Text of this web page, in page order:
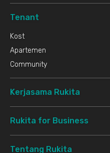
Tenant
Kost
Apartemen
Community
Kerjasama Rukita
Rukita for Business
Tentang Rukita